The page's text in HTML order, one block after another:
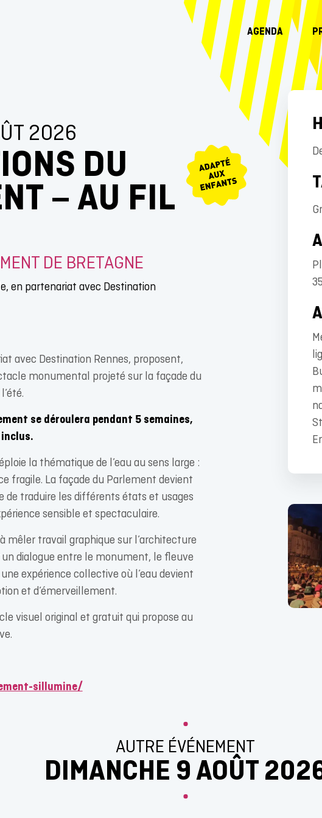
AGENDA
2026
DU
– AU FIL
DE BRETAGNE
en partenariat avec Destination
avec Destination Rennes, proposent,
monumental projeté sur la façade du
se déroulera pendant 5 semaines,
la thématique de l’eau au sens large :
fragile. La façade du Parlement devient
de traduire les différents états et usages
sensible et spectaculaire.
mêler travail graphique sur l’architecture
dialogue entre le monument, le fleuve
expérience collective où l’eau devient
et d’émerveillement.
visuel original et gratuit qui propose au
sillumine/
AUTRE ÉVÉNEMENT
DIMANCHE 9 AOÛT